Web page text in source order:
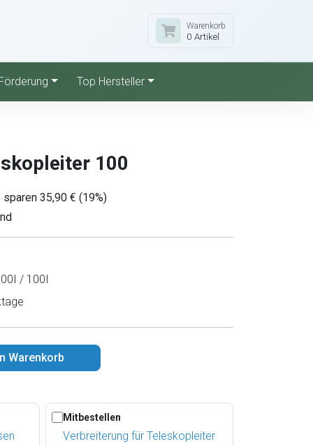
Warenkorb
0 Artikel
Top Hersteller
100
sparen 35,90 € (19%)
/ 100I
Warenkorb
Mitbestellen
Verbreiterung für Teleskopleiter